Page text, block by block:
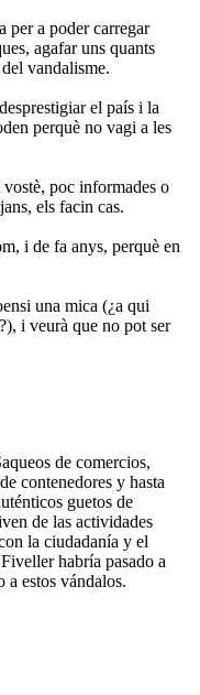
per a poder carregar
agafar uns quants
vandalisme.
el país i la
perquè no vagi a les
poc informades o
els facin cas.
i de fa anys, perquè en
una mica (¿a qui
i veurà que no pot ser
de comercios,
contenedores y hasta
guetos de
de las actividades
la ciudadanía y el
habría pasado a
estos vándalos.